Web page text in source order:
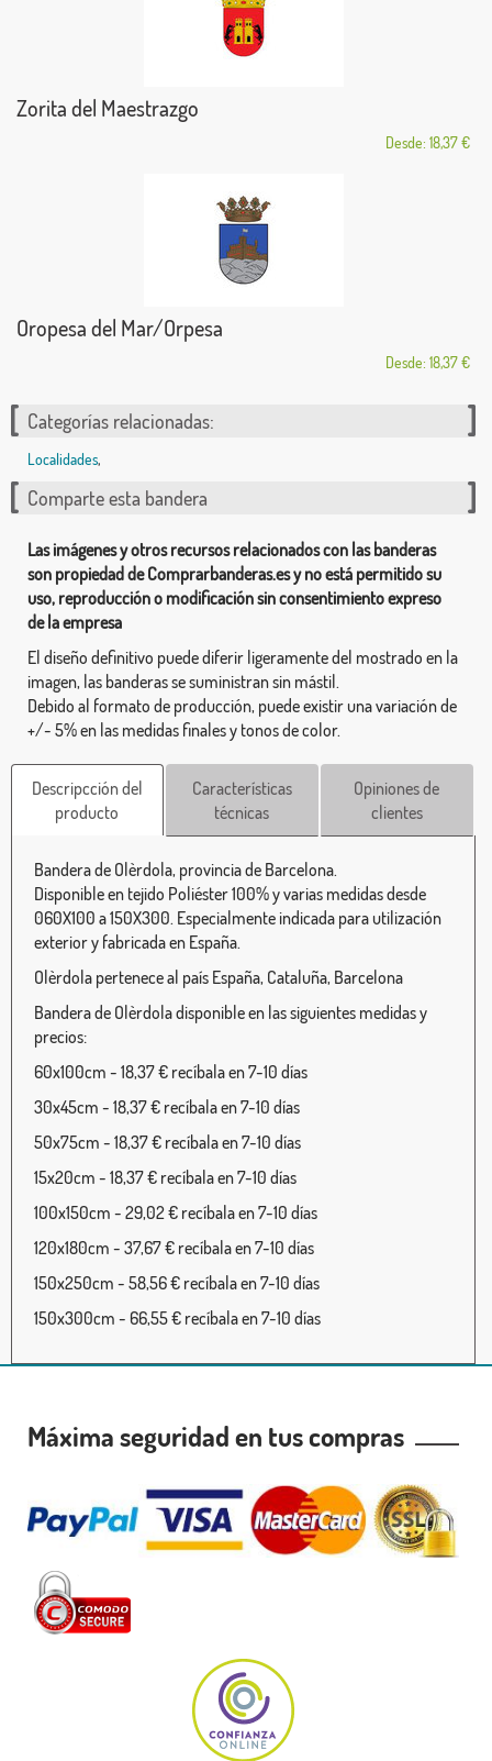
Zorita del Maestrazgo
Desde: 18,37 €
Oropesa del Mar/Orpesa
Desde: 18,37 €
Categorías relacionadas:
Localidades,
Comparte esta bandera
Las imágenes y otros recursos relacionados con las banderas
son propiedad de Comprarbanderas.es y no está permitido su
uso, reproducción o modificación sin consentimiento expreso
de la empresa
El diseño definitivo puede diferir ligeramente del mostrado en la
imagen, las banderas se suministran sin mástil.
Debido al formato de producción, puede existir una variación de
+/- 5% en las medidas finales y tonos de color.
Descripcción del
producto
Características
técnicas
Opiniones de
clientes
Bandera de Olèrdola, provincia de Barcelona.
Disponible en tejido Poliéster 100% y varias medidas desde
060X100 a 150X300. Especialmente indicada para utilización
exterior y fabricada en España.
Olèrdola pertenece al país España, Cataluña, Barcelona
Bandera de Olèrdola disponible en las siguientes medidas y
precios:
60x100cm - 18,37 € recíbala en 7-10 días
30x45cm - 18,37 € recíbala en 7-10 días
50x75cm - 18,37 € recíbala en 7-10 días
15x20cm - 18,37 € recíbala en 7-10 días
100x150cm - 29,02 € recíbala en 7-10 días
120x180cm - 37,67 € recíbala en 7-10 días
150x250cm - 58,56 € recíbala en 7-10 días
150x300cm - 66,55 € recíbala en 7-10 días
Máxima seguridad en tus compras